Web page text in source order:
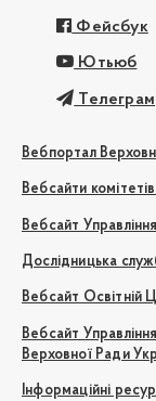
Фейсбук
Ютьюб
Телеграм
Вебпортал
Вебсайти
Вебсайт
Дослідницька
Вебсайт Освітній
Вебсайт
Верховної Ради
Інформаційні